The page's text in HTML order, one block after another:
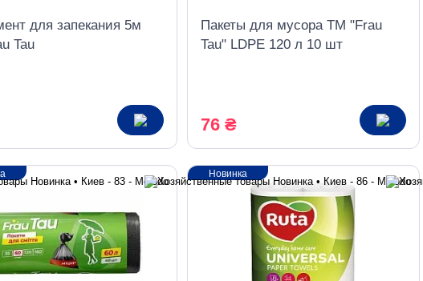
для запекания 5м
Tau
Пакеты для мусора ТМ "Frau
Tau" LDPE 120 л 10 шт
76 ₴
Новинка